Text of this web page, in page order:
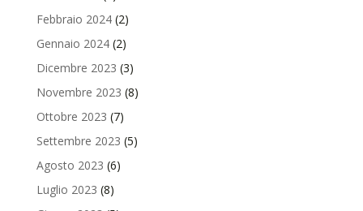
Febbraio 2024(2)
Gennaio 2024(2)
Dicembre 2023 (3)
Novembre 2023 (8)
Ottobre 2023 (7)
Settembre 2023 (5)
Agosto 2023 (6)
Luglio 2023 (8)